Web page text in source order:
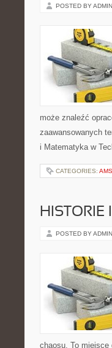
POSTED BY ADMIN
może znaleźć
zaawansowanych
i Matematyka w
CATEGORIES:
HISTORIE
POSTED BY ADMIN
chaosu. To